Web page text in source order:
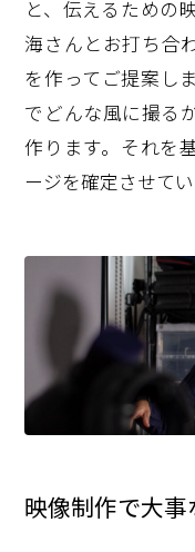
と、伝えるための
海さんとお打ち合
を作ってご提案し
でどんな風に撮る
作ります。それを
ージを確定させてい
映像制作で大